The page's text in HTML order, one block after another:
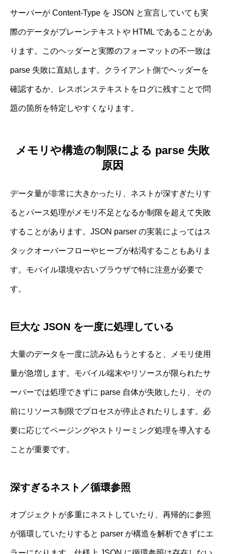
サーバーが Content-Type を JSON と宣言していても実
際のデータがプレーンテキストや HTML であることがあ
ります。このヘッダーと実際のフォーマットの不一致は
parse 失敗に直結します。クライアント側でヘッダーを
確認するか、レスポンステキストをログに残すことで問
題の箇所を特定しやすくなります。
メモリや構造の制限による parse 失敗
原因
データ量が非常に大きかったり、ネストが深すぎたりす
るとパース処理がメモリ不足となるか制限を超えて失敗
することがあります。JSON parser の実装によってはス
タックオーバーフローやヒープが枯渇することもありま
す。モバイル環境や古いブラウザで特に注意が必要で
す。
巨大な JSON を一度に処理している
大量のデータを一度に読み込もうとすると、メモリ使用
量が急増します。モバイル端末やリソースが限られたサ
ーバーでは処理できずに parse 自体が失敗したり、その
前にリソース制限でプロセスが停止されたりします。必
要に応じてページングやストリーミング処理を導入する
ことが重要です。
深すぎるネスト／循環参照
オブジェクトが多重にネストしていたり、再帰的に参照
が循環していたりすると parser が構造を解析できずにエ